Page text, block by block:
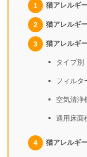
猫アレルギ
猫アレルギ
猫アレルギ
タイプ別
フィルタ
空気清浄
適用床面
猫アレルギ